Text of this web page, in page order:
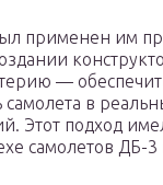
применен им
—
в
Этот подход
самолетов ДБ-